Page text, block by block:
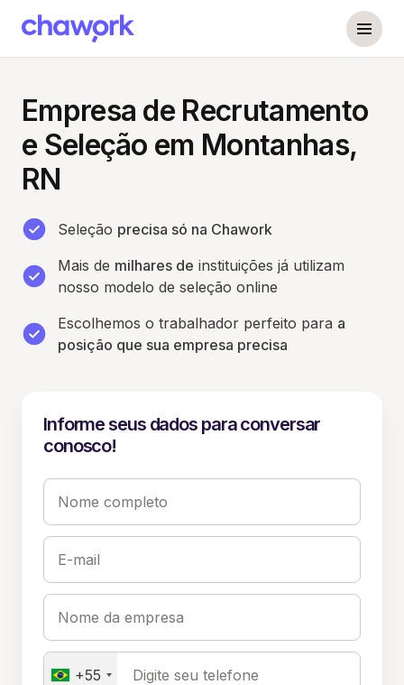
Empresa de Recrutamento
e Seleção em Montanhas,
RN
Seleção precisa só na Chawork
Mais de milhares de instituições já utilizam
nosso modelo de seleção online
Escolhemos o trabalhador perfeito para a
posição que sua empresa precisa
Informe seus dados para conversar
conosco!
Nome completo
E-mail
Nome da empresa
+55 Digite seu telefone